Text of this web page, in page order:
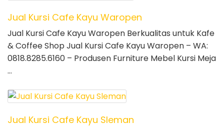
Jual Kursi Cafe Kayu Waropen
Jual Kursi Cafe Kayu Waropen Berkualitas untuk Kafe
& Coffee Shop Jual Kursi Cafe Kayu Waropen – WA:
0818.8285.6160 – Produsen Furniture Mebel Kursi Meja
…
Jual Kursi Cafe Kayu Sleman